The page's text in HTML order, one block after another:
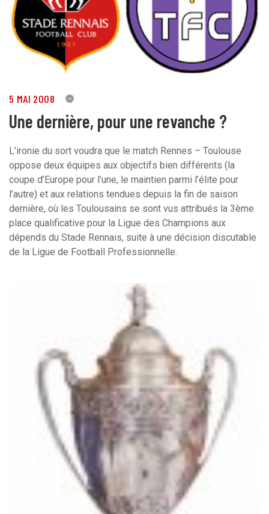
5 MAI 2008 0
Une dernière, pour une revanche ?
L’ironie du sort voudra que le match Rennes – Toulouse
oppose deux équipes aux objectifs bien différents (la
coupe d’Europe pour l’une, le maintien parmi l’élite pour
l’autre) et aux relations tendues depuis la fin de saison
dernière, où les Toulousains se sont vus attribués la 3ème
place qualificative pour la Ligue des Champions aux
dépends du Stade Rennais, suite à une décision discutable
de la Ligue de Football Professionnelle.